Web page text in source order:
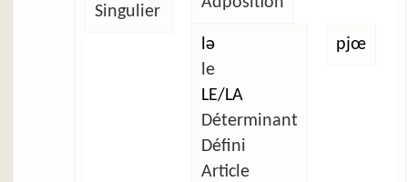
Singulier
lə
le
LE/LA
Déterminant
Défini
Article
pjœ